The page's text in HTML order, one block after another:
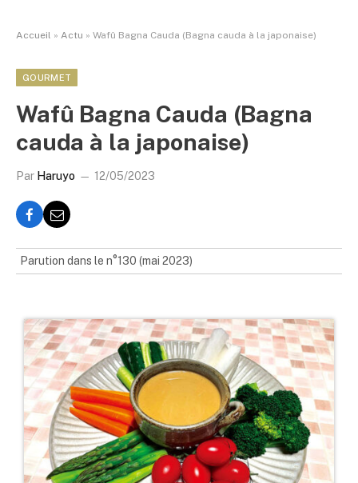
Accueil » Actu » Wafû Bagna Cauda (Bagna cauda à la japonaise)
GOURMET
Wafû Bagna Cauda (Bagna
cauda à la japonaise)
Par Haruyo 12/05/2023
Parution dans le n°130 (mai 2023)